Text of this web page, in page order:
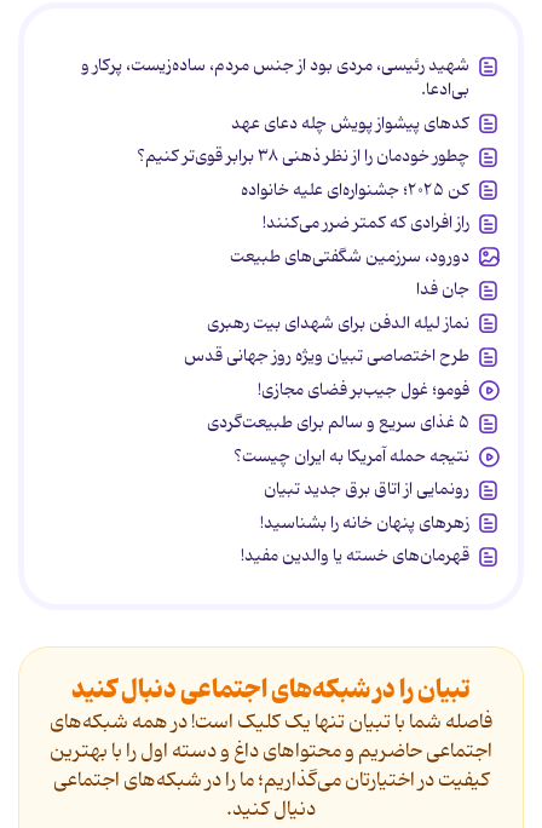
شهید رئیسی، مردی بود از جنس مردم، ساده‌زیست، پرکار و
بی‌ادعا.
کدهای پیشواز پویش چله دعای عهد
چطور خودمان را از نظر ذهنی ۳۸ برابر قوی‌تر کنیم؟
کن ۲۰۲۵؛ جشنواره‌ای علیه خانواده
راز افرادی که کمتر ضرر می‌کنند!
دورود، سرزمین شگفتی‌های طبیعت
جان فدا
نماز لیله الدفن برای شهدای بیت رهبری
طرح اختصاصی تبیان ویژه روز جهانی قدس
فومو؛ غول جیب‌بر فضای مجازی!
۵ غذای سریع و سالم برای طبیعت‌گردی
نتیجه حمله آمریکا به ایران چیست؟
رونمایی از اتاق برق جدید تبیان
زهرهای پنهان خانه را بشناسید!
قهرمان‌های خسته یا والدین مفید!
تبیان را در شبکه‌های اجتماعی دنبال کنید
فاصله شما با تبیان تنها یک کلیک است! در همه شبکه‌های
اجتماعی حاضریم و محتواهای داغ و دسته اول را با بهترین
کیفیت در اختیارتان می‌گذاریم؛ ما را در شبکه‌های اجتماعی
دنیال کنید.